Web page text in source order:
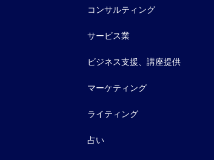
コンサルティング
サービス業
ビジネス支援、講座提供
マーケティング
ライティング
占い